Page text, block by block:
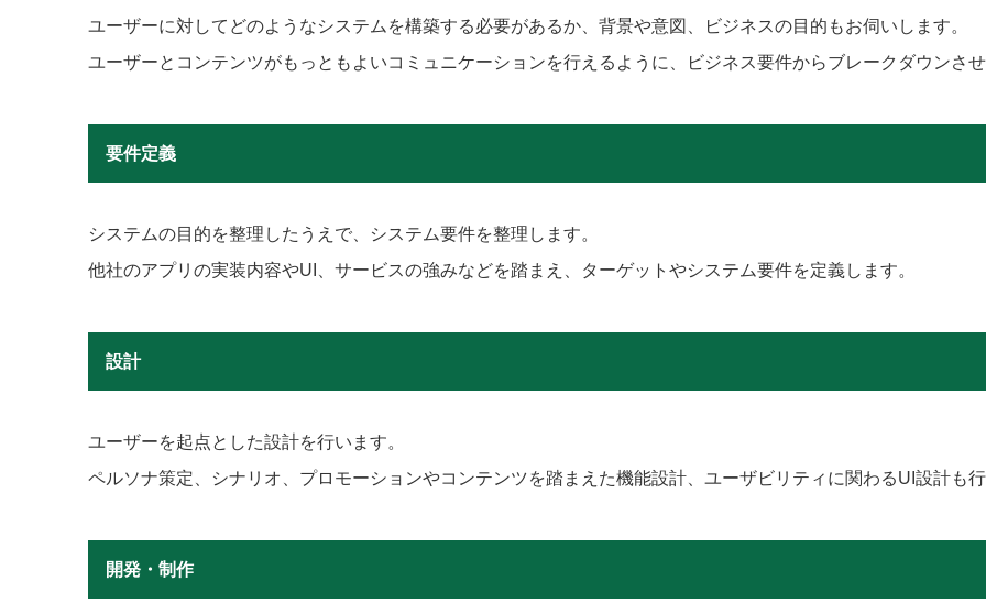
ユーザーに対してどのようなシステムを構築する必要があるか、背景や意図、ビジネスの目的もお伺いします。
ユーザーとコンテンツがもっともよいコミュニケーションを行えるように、ビジネス要件からブレークダウンさせ
要件定義
システムの目的を整理したうえで、システム要件を整理します。
他社のアプリの実装内容やUI、サービスの強みなどを踏まえ、ターゲットやシステム要件を定義します。
設計
ユーザーを起点とした設計を行います。
ペルソナ策定、シナリオ、プロモーションやコンテンツを踏まえた機能設計、ユーザビリティに関わるUI設計も行
開発・制作